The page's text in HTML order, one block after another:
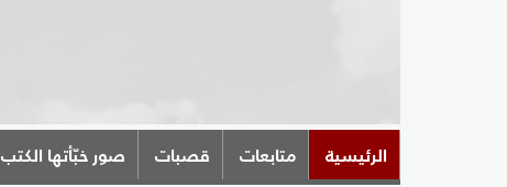
الرئيسية متابعات قصبات صور خبّأتها الكتب